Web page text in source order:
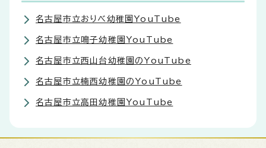
名古屋市立おりべ幼稚園YouTube
名古屋市立鳴子幼稚園YouTube
名古屋市立西山台幼稚園のYouTube
名古屋市立楠西幼稚園のYouTube
名古屋市立高田幼稚園YouTube